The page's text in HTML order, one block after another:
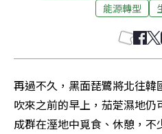
能源轉型
再過不久，黑面琵鷺將北往韓
吹來之前的早上，茄萣濕地仍
成群在溼地中覓食、休憩，